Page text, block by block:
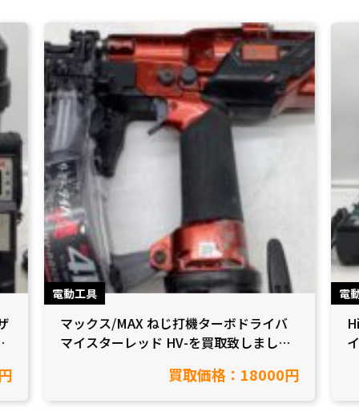
電動工具
マックス/MAX ねじ打機ターボドライバ
マイスターレッド HV-を買取致しました
買取価格：18000円
電